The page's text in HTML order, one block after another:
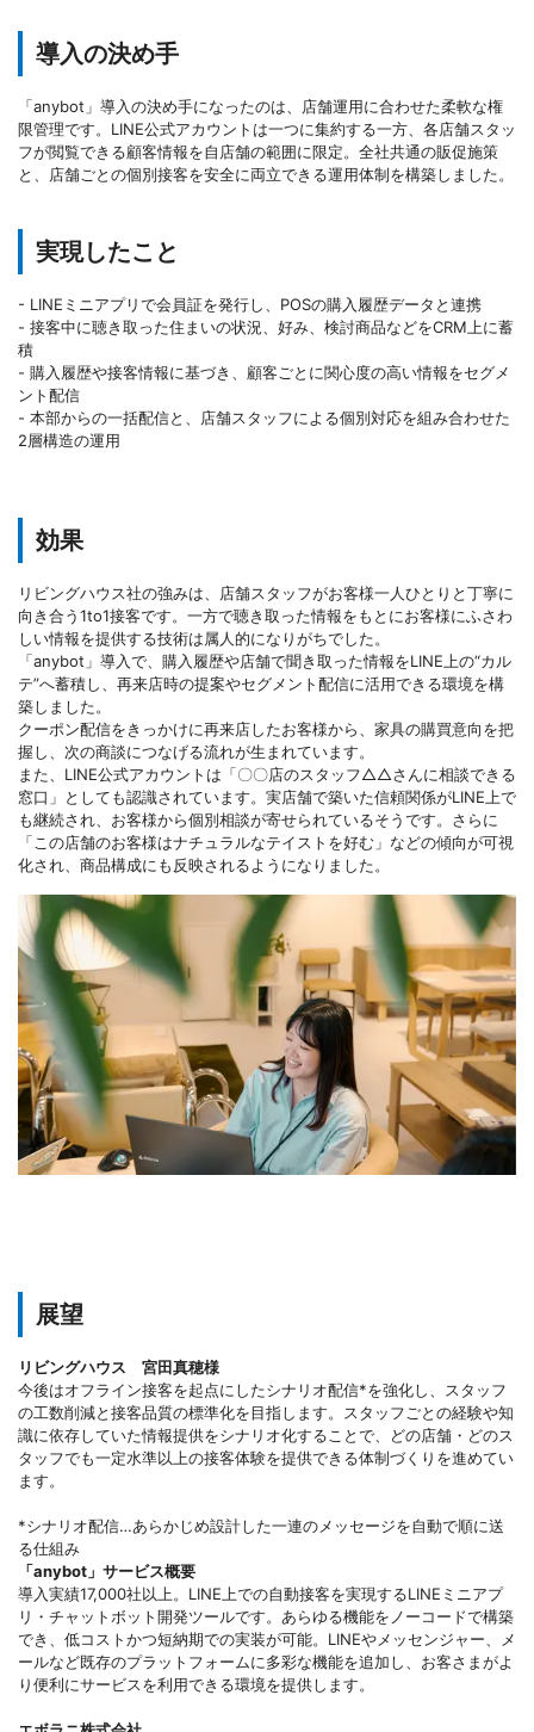
導入の決め手
「anybot」導入の決め手になったのは、店舗運用に合わせた柔軟な権
限管理です。LINE公式アカウントは一つに集約する一方、各店舗スタッ
フが閲覧できる顧客情報を自店舗の範囲に限定。全社共通の販促施策
と、店舗ごとの個別接客を安全に両立できる運用体制を構築しました。
実現したこと
- LINEミニアプリで会員証を発行し、POSの購入履歴データと連携
- 接客中に聴き取った住まいの状況、好み、検討商品などをCRM上に蓄
積
- 購入履歴や接客情報に基づき、顧客ごとに関心度の高い情報をセグメ
ント配信
- 本部からの一括配信と、店舗スタッフによる個別対応を組み合わせた
2層構造の運用
効果
リビングハウス社の強みは、店舗スタッフがお客様一人ひとりと丁寧に
向き合う1to1接客です。一方で聴き取った情報をもとにお客様にふさわ
しい情報を提供する技術は属人的になりがちでした。
「anybot」導入で、購入履歴や店舗で聞き取った情報をLINE上の“カル
テ”へ蓄積し、再来店時の提案やセグメント配信に活用できる環境を構
築しました。
クーポン配信をきっかけに再来店したお客様から、家具の購買意向を把
握し、次の商談につなげる流れが生まれています。
また、LINE公式アカウントは「〇〇店のスタッフ△△さんに相談できる
窓口」としても認識されています。実店舗で築いた信頼関係がLINE上で
も継続され、お客様から個別相談が寄せられているそうです。さらに
「この店舗のお客様はナチュラルなテイストを好む」などの傾向が可視
化され、商品構成にも反映されるようになりました。
展望
リビングハウス 宮田真穂様
今後はオフライン接客を起点にしたシナリオ配信*を強化し、スタッフ
の工数削減と接客品質の標準化を目指します。スタッフごとの経験や知
識に依存していた情報提供をシナリオ化することで、どの店舗・どのス
タッフでも一定水準以上の接客体験を提供できる体制づくりを進めてい
ます。
*シナリオ配信…あらかじめ設計した一連のメッセージを自動で順に送
る仕組み
「anybot」サービス概要
導入実績17,000社以上。LINE上での自動接客を実現するLINEミニアプ
リ・チャットボット開発ツールです。あらゆる機能をノーコードで構築
でき、低コストかつ短納期での実装が可能。LINEやメッセンジャー、メ
ールなど既存のプラットフォームに多彩な機能を追加し、お客さまがよ
り便利にサービスを利用できる環境を提供します。